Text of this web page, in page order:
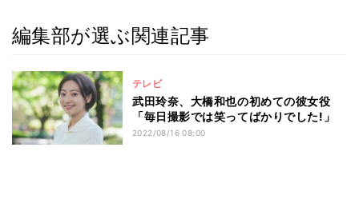
編集部が選ぶ関連記事
テレビ
武田玲奈、大橋和也の初めての彼女役
「毎日撮影では笑ってばかりでした!」
2022/08/16 08:00